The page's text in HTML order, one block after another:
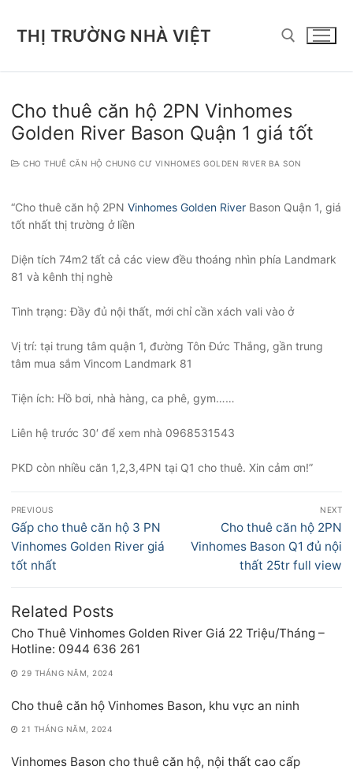
THỊ TRƯỜNG NHÀ VIỆT
Cho thuê căn hộ 2PN Vinhomes
Golden River Bason Quận 1 giá tốt
CHO THUÊ CĂN HỘ CHUNG CƯ VINHOMES GOLDEN RIVER BA SON
“Cho thuê căn hộ 2PN Vinhomes Golden River Bason Quận 1, giá
tốt nhất thị trường ở liền
Diện tích 74m2 tất cả các view đều thoáng nhìn phía Landmark
81 và kênh thị nghè
Tình trạng: Đầy đủ nội thất, mới chỉ cần xách vali vào ở
Vị trí: tại trung tâm quận 1, đường Tôn Đức Thắng, gần trung
tâm mua sắm Vincom Landmark 81
Tiện ích: Hồ bơi, nhà hàng, ca phê, gym……
Liên hệ trước 30′ để xem nhà 0968531543
PKD còn nhiều căn 1,2,3,4PN tại Q1 cho thuê. Xin cảm ơn!”
Điều
hướng
bài
viết
PREVIOUS
Previous
post:
Gấp cho thuê căn hộ 3 PN
Vinhomes Golden River giá
tốt nhất
NEXT
Next
post:
Cho thuê căn hộ 2PN
Vinhomes Bason Q1 đủ nội
thất 25tr full view
Related Posts
Cho Thuê Vinhomes Golden River Giá 22 Triệu/Tháng –
Hotline: 0944 636 261
29 THÁNG NĂM, 2024
Cho thuê căn hộ Vinhomes Bason, khu vực an ninh
21 THÁNG NĂM, 2024
Vinhomes Bason cho thuê căn hộ, nội thất cao cấp